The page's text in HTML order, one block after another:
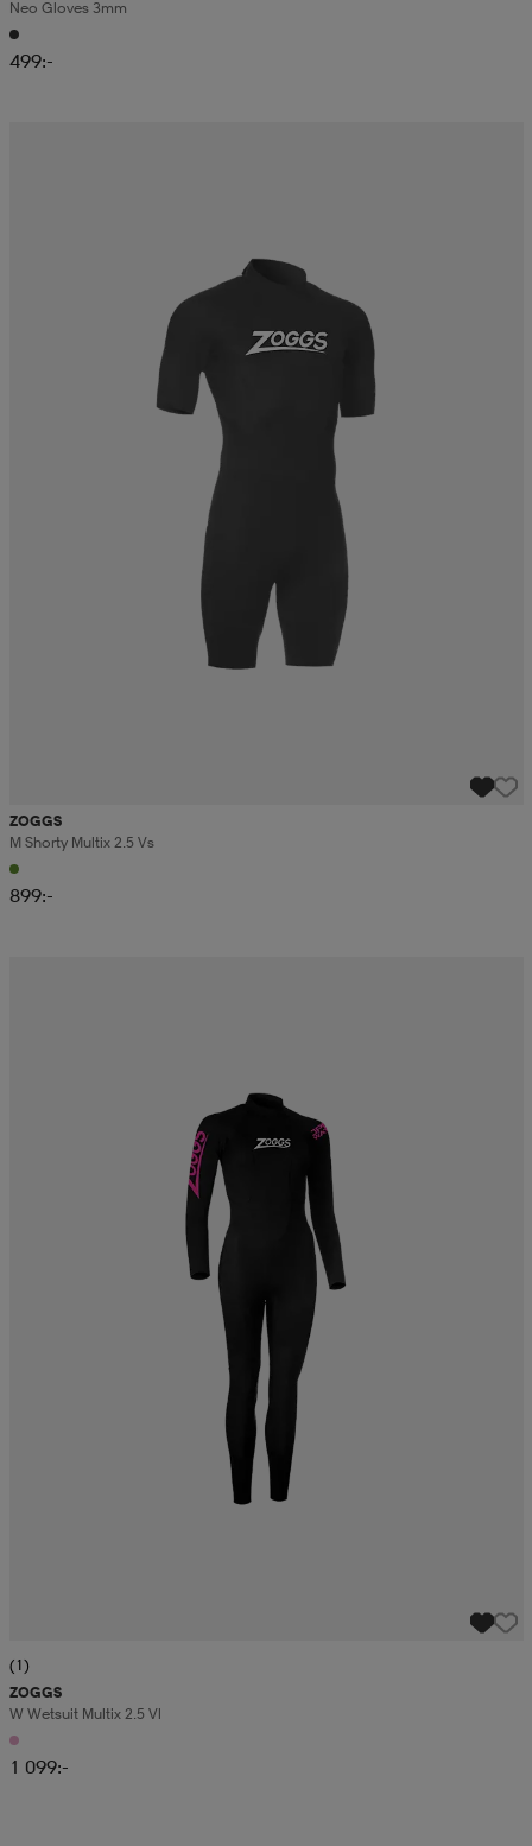
Neo Gloves 3mm
499:-
ZOGGS
M Shorty Multix 2.5 Vs
899:-
(1)
ZOGGS
W Wetsuit Multix 2.5 Vl
1 099:-